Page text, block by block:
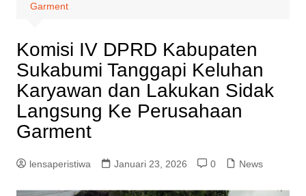
Garment
Komisi IV DPRD Kabupaten
Sukabumi Tanggapi Keluhan
Karyawan dan Lakukan Sidak
Langsung Ke Perusahaan
Garment
lensaperistiwa Januari 23, 2026 0 News